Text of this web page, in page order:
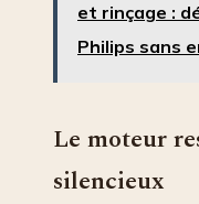
et rinçage :
Philips sans
Le moteur
silencieux